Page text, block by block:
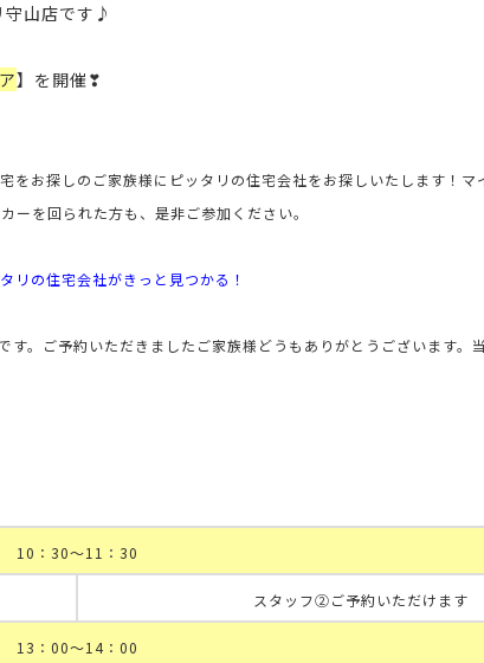
守山店です ♪
】を開催❣
をお探しのご家族様にピッタリの住宅会社をお探しいたします！マ
ーを回られた方も、是非ご参加ください。
リの住宅会社がきっと見つかる！
。
ご予約いただきましたご家族様どうもありがとうございます。
10：30～11：30
スタッフ②ご予約いただけます
13：00～14：00